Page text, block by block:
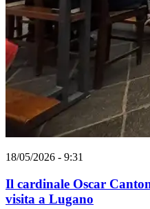
18/05/2026 - 9:31
Il cardinale Oscar
visita a Lugano